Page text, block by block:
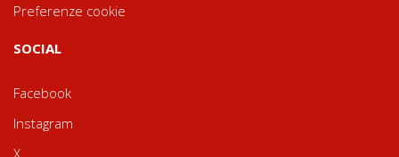
Preferenze cookie
SOCIAL
Facebook
Instagram
X